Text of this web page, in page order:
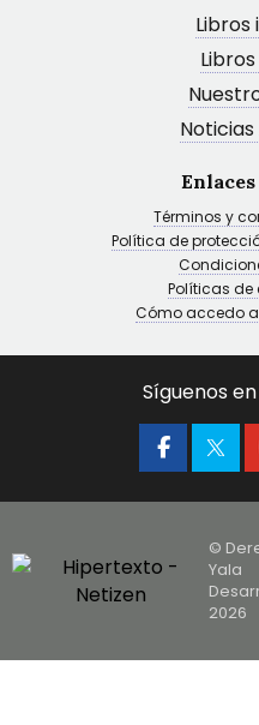
Libros
Términos y
Política de
Políticas de
Cómo accedo
Síguenos
©
Yala
2026